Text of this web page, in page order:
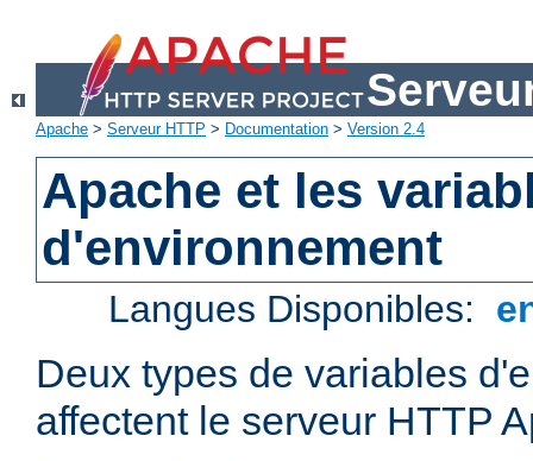
Apache > Serveur HTTP > Documentation > Version 2.4
Apache et les
d'environnement
Langues Disponibles:
Deux types de variables
affectent le serveur HTTP